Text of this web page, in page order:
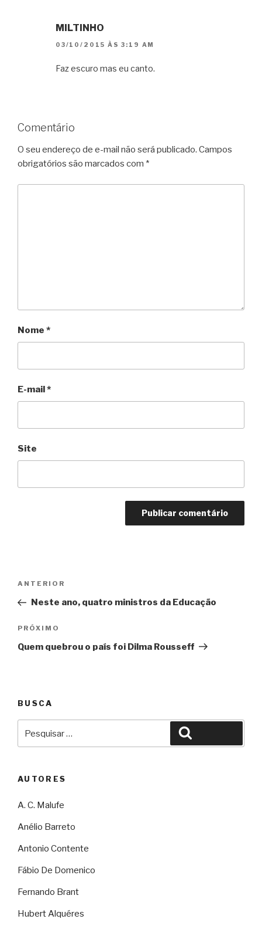
MILTINHO
03/10/2015 ÀS 3:19 AM
Faz escuro mas eu canto.
Comentário
O seu endereço de e-mail não será publicado. Campos
obrigatórios são marcados com *
Nome *
E-mail*
Site
Post
Anterior
ANTERIOR
Neste ano, quatro ministros da Educação
Próximo
PRÓXIMO
Quem quebrou o país foi Dilma Rousseff
BUSCA
por:
AUTORES
A. C. Malufe
Anélio Barreto
Antonio Contente
Fábio De Domenico
Fernando Brant
Hubert Alquéres